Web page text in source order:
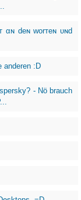
αɴ deɴ worтeɴ υɴd
anderen :D
- Nö brauch